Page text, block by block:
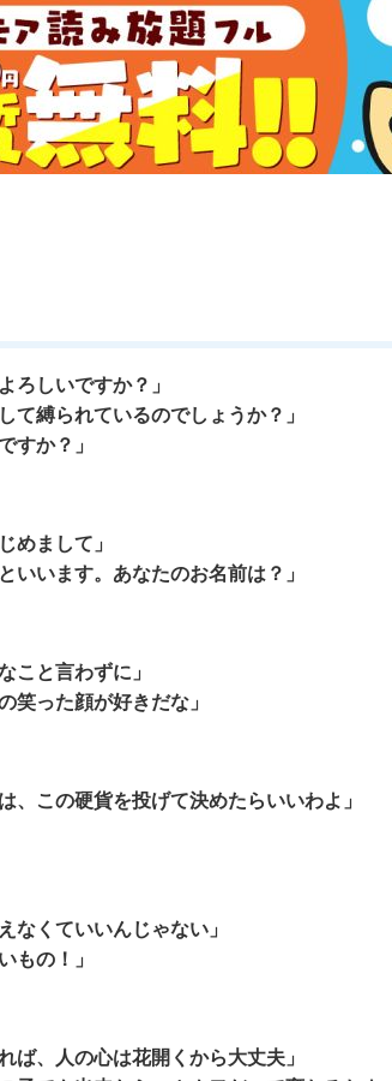
ろしいですか？」
て縛られているのでしょうか？」
すか？」
めまして」
いいます。あなたのお名前は？」
こと言わずに」
笑った顔が好きだな」
、この硬貨を投げて決めたらいいわよ」
なくていいんじゃない」
もの！」
ば、人の心は花開くから大丈夫」